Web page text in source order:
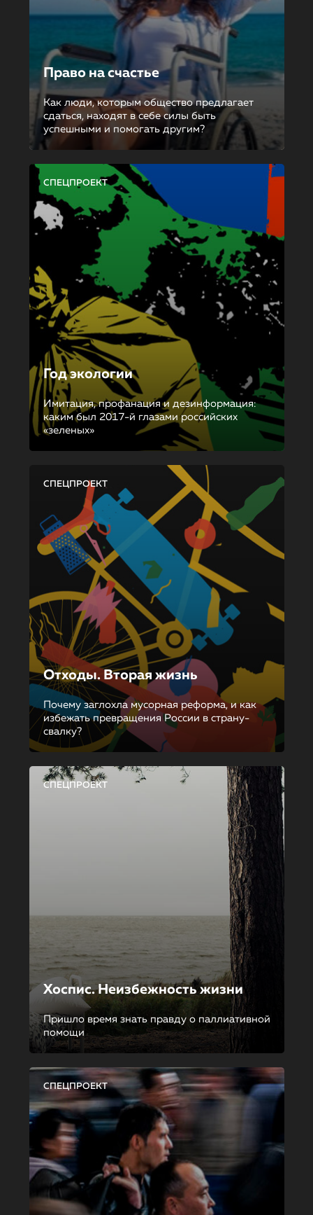
Право на счастье
Как люди, которым общество предлагает
сдаться, находят в себе силы быть
успешными и помогать другим?
СПЕЦПРОЕКТ
Год экологии
Имитация, профанация и дезинформация:
каким был 2017-й глазами российских
«зеленых»
СПЕЦПРОЕКТ
Отходы. Вторая жизнь
Почему заглохла мусорная реформа, и как
избежать превращения России в страну-
свалку?
СПЕЦПРОЕКТ
Хоспис. Неизбежность жизни
Пришло время знать правду о паллиативной
помощи
СПЕЦПРОЕКТ